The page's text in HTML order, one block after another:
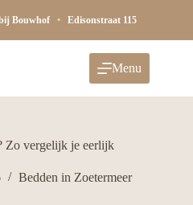
bij Bouwhof • Edisonstraat 115
Menu
Zo vergelijk je eerlijk
Bedden in Zoetermeer